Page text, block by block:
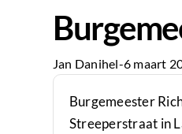
Jan Danihel-6 maart
Burgemeester
Streeperstraat in